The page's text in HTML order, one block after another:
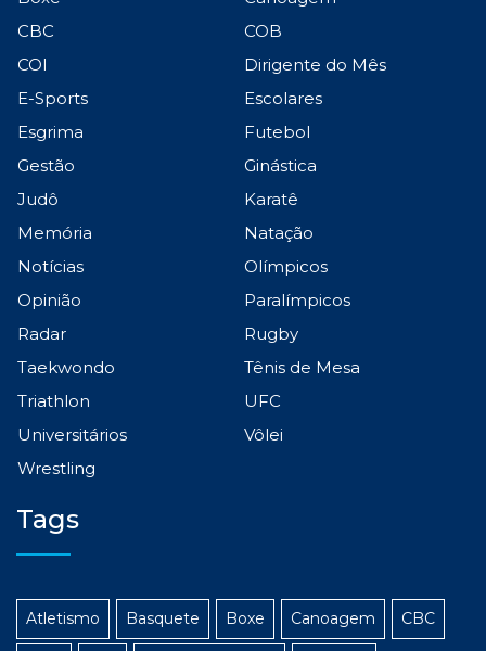
CBC
COB
COI
Dirigente do Mês
E-Sports
Escolares
Esgrima
Futebol
Gestão
Ginástica
Judô
Karatê
Memória
Natação
Notícias
Olímpicos
Opinião
Paralímpicos
Radar
Rugby
Taekwondo
Tênis de Mesa
Triathlon
UFC
Universitários
Vôlei
Wrestling
Tags
Atletismo Basquete Boxe Canoagem CBC